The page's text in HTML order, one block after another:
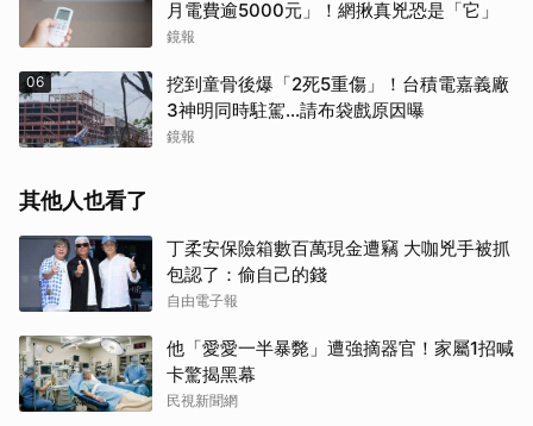
月電費逾5000元」！網揪真兇恐是「它」
鏡報
06
挖到童骨後爆「2死5重傷」！台積電嘉義廠
3神明同時駐駕...請布袋戲原因曝
鏡報
其他人也看了
丁柔安保險箱數百萬現金遭竊 大咖兇手被抓
包認了：偷自己的錢
自由電子報
他「愛愛一半暴斃」遭強摘器官！家屬1招喊
卡驚揭黑幕
民視新聞網